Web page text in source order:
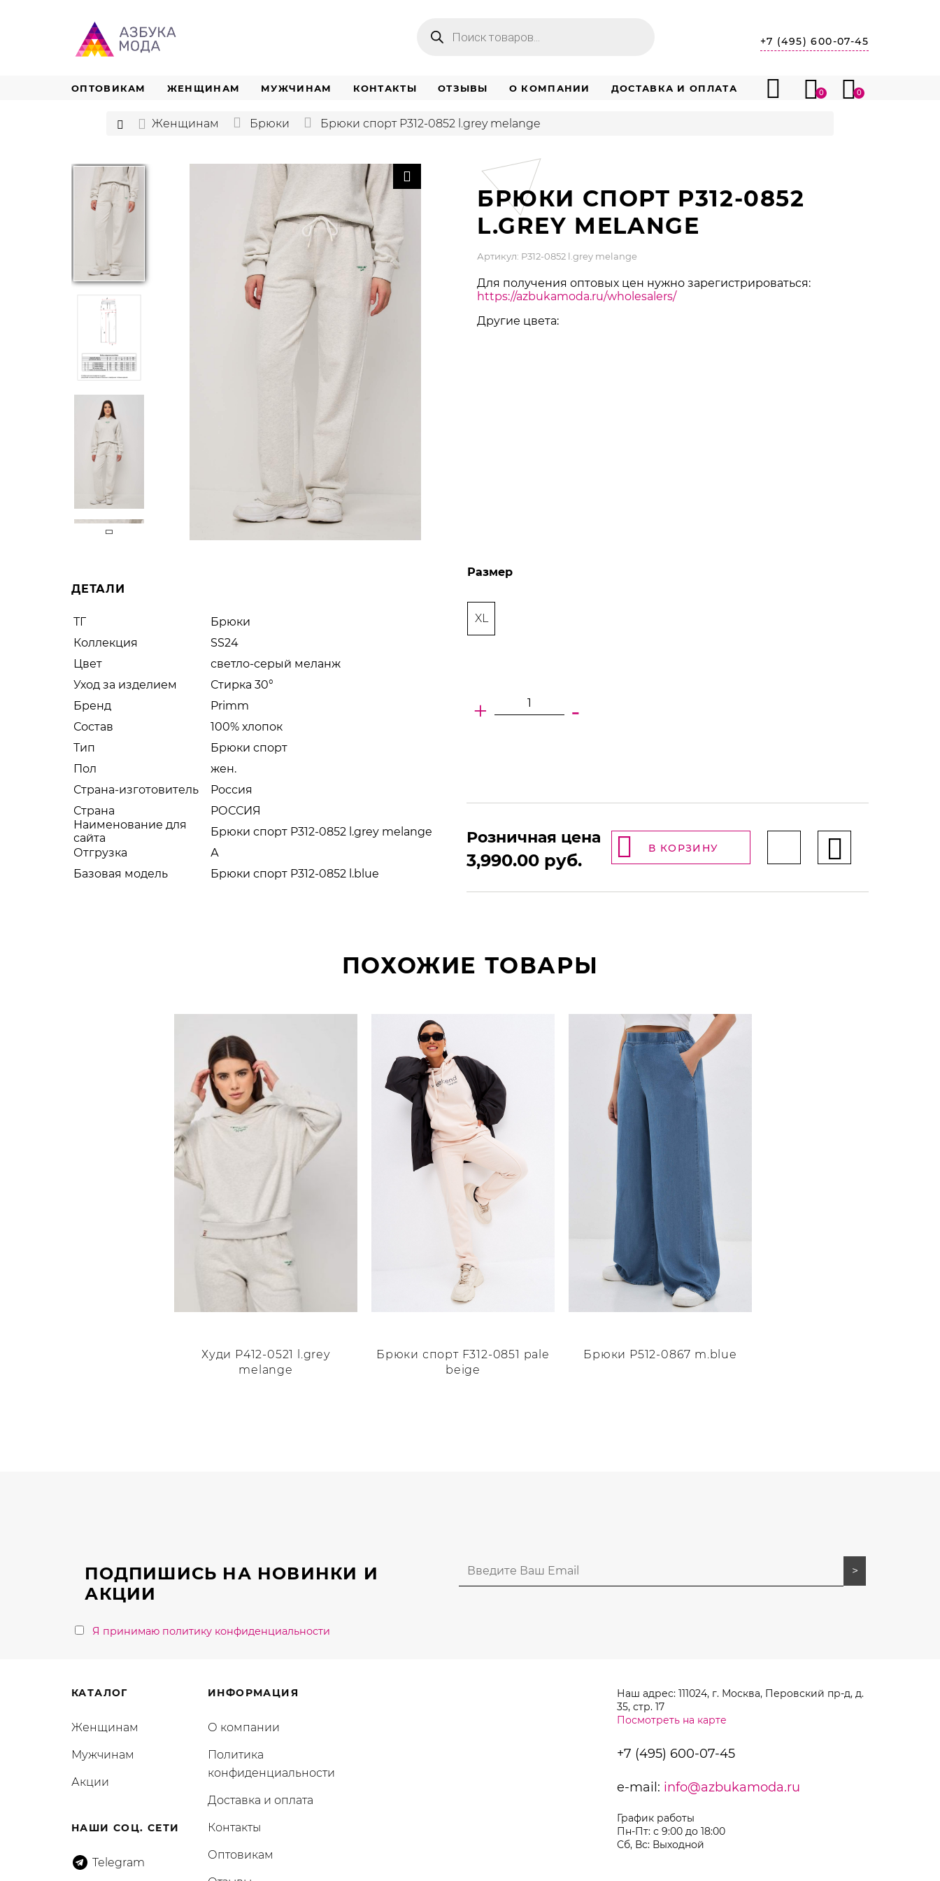
товаров
+7 (495) 600-07-45
ОПТОВИКАМ ЖЕНЩИНАМ МУЖЧИНАМ КОНТАКТЫ ОТЗЫВЫ О КОМПАНИИ ДОСТАВКА И ОПЛАТА 0 0
Женщинам Брюки Брюки спорт P312-0852 l.grey melange
БРЮКИ СПОРТ P312-0852
L.GREY MELANGE
Артикул: P312-0852 l.grey melange
Для получения оптовых цен нужно зарегистрироваться:
https://azbukamoda.ru/wholesalers/
Другие цвета:
Размер
XL
+ -
Розничная цена
3,990.00 руб.
В КОРЗИНУ
ДЕТАЛИ
ТГ
Брюки
Коллекция
SS24
Цвет
светло-серый меланж
Уход за изделием
Стирка 30°
Бренд
Primm
Состав
100% хлопок
Тип
Брюки спорт
Пол
жен.
Страна-изготовитель
Россия
Страна
РОССИЯ
Наименование для
сайта
Брюки спорт P312-0852 l.grey melange
Отгрузка
А
Базовая модель
Брюки спорт P312-0852 l.blue
ПОХОЖИЕ ТОВАРЫ
Худи P412-0521 l.grey
melange
товара.
Брюки спорт F312-0851 pale
beige
товара.
Брюки P512-0867 m.blue
товара.
ПОДПИШИСЬ НА НОВИНКИ И
АКЦИИ
Я принимаю политику конфиденциальности
КАТАЛОГ
Женщинам
Мужчинам
Акции
НАШИ СОЦ. СЕТИ
Telegram
ИНФОРМАЦИЯ
О компании
Политика
конфиденциальности
Доставка и оплата
Контакты
Оптовикам
Наш адрес: 111024, г. Москва, Перовский пр-д, д.
35, стр. 17
Посмотреть на карте
+7 (495) 600-07-45
e-mail: info@azbukamoda.ru
График работы
Пн-Пт: с 9:00 до 18:00
Сб, Вс: Выходной